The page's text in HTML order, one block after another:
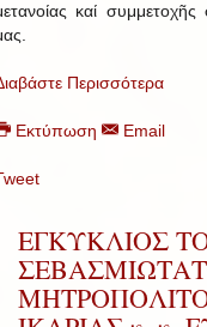
καί
Περισσότερα
Εκτύπωση Email
ΕΓΚΥΚΛΙΟΣ